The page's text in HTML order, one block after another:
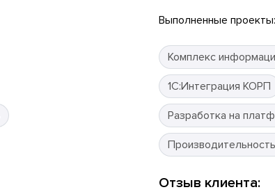
Выполненные проекты:
Комплекс
1С:Интеграция КОРП
Разработка на
Отзыв клиента: